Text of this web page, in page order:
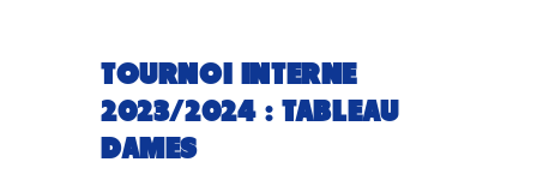
TOURNOI INTERNE
2023/2024 : TABLEAU
DAMES